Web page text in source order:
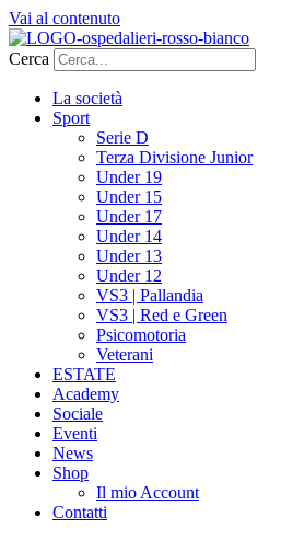
Vai al contenuto
Cerca
La società
Sport
Serie D
Terza Divisione Junior
Under 19
Under 15
Under 17
Under 14
Under 13
Under 12
VS3 | Pallandia
VS3 | Red e Green
Psicomotoria
Veterani
ESTATE
Academy
Sociale
Eventi
News
Shop
Il mio Account
Contatti